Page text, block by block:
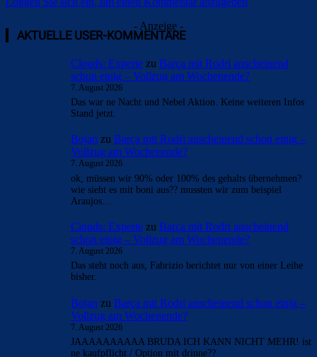
- Anzeige -
AKTUELLE USER-KOMMENTARE
Clouds: Experte zu Barça mit Rodri anscheinend
schon einig – Vollzug am Wochenende?
7. August 2026
Das war ne Nacht und Nebel Aktion. Keine weiteren Infos
Stand jetzt.
Bojan zu Barça mit Rodri anscheinend schon einig –
Vollzug am Wochenende?
7. August 2026
ok, müssen wir 90% oder 100% des gehalts übernehmen?
wie sieht es mit boni aus?? mussten wir zum beispiel
Araujos…
Clouds: Experte zu Barça mit Rodri anscheinend
schon einig – Vollzug am Wochenende?
7. August 2026
Das steht noch aus, Fabrizio berichtet nur von einer Leihe
bisher.
Bojan zu Barça mit Rodri anscheinend schon einig –
Vollzug am Wochenende?
7. August 2026
JAAAAAAAAAA BRUDA ICH KANN NICHT MEHR! ist
ne kaufpflicht / Option mit drinne??